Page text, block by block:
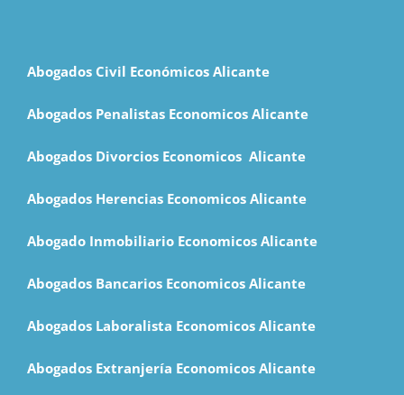
Abogados Civil Económicos Alicante
Abogados Penalistas Economicos Alicante
Abogados Divorcios Economicos Alicante
Abogados Herencias Economicos Alicante
Abogado Inmobiliario Economicos Alicante
Abogados Bancarios Economicos Alicante
Abogados Laboralista Economicos Alicante
Abogados Extranjería Economicos Alicante